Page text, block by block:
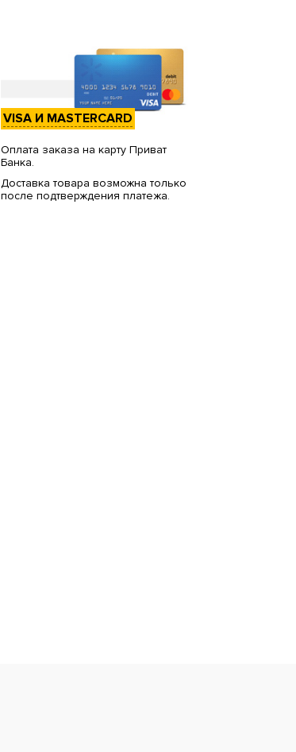
VISA И MASTERCARD
Оплата заказа на карту Приват
Банка.
Доставка товара возможна только
после подтверждения платежа.